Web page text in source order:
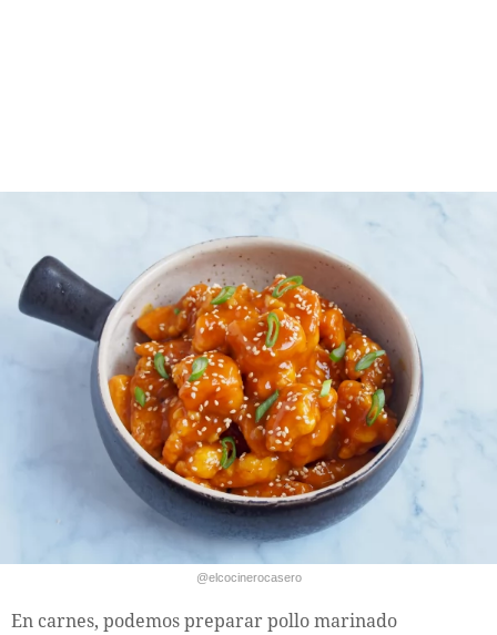
@elcocinerocasero
En carnes, podemos preparar pollo marinado